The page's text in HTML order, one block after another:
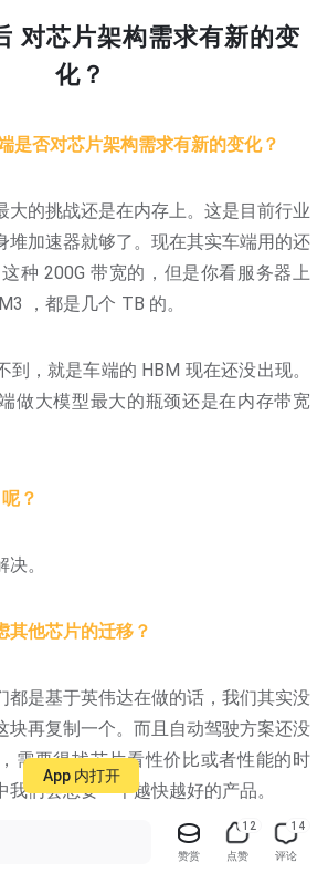
对芯片架构需求有新的变
化？
是否对芯片架构需求有新的变化？
大的挑战还是在内存上。这是目前行业
堆加速器就够了。现在其实车端用的还
种 200G 带宽的，但是你看服务器上
，都是几个 TB 的。
到，就是车端的 HBM 现在还没出现。
做大模型最大的瓶颈还是在内存带宽
？
。
其他芯片的迁移？
都是基于英伟达在做的话，我们其实没
块再复制一个。而且自动驾驶方案还没
需要得找芯片看性价比或者性能的时
们会想要一个越快越好的产品。
端到端的全新探索
App 内打开
赞赏
12
点赞
14
评论